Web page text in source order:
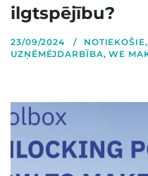
ilgtspējību?
23/09/2024 NOTIEKOŠIE,
UZŅĒMĒJDARBĪBA,WE